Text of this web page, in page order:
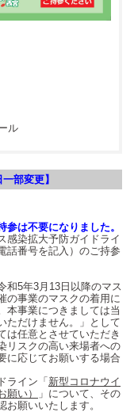
ル
部変更】
は不要になりました。
感染拡⼤予防ガイドライ
話番号を記入）のご持参
和5年3月13日以降のマス
の事業のマスクの着用に
本事業につきましては当
ただけません。」として
は任意とさせていただき
リスクの高い来場者への
に応じてお願いする場合
ライン「 新型コロナウイ
い）
」について、その
願いいたします。